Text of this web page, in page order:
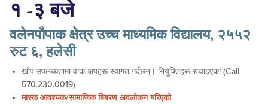
१ -३ बजे
वलेनपौपाक क्षेत्र उच्च माध्यमिक विद्यालय, २५५२
रुट ६, हलेसी
खोप उपलब्धतामा वाक-अपहरू स्वागत गर्दछन्। नियुक्तिहरू रुचाइएका (Call
570.230.0019)
मास्क आवश्यक/सामाजिक बिबरण अवलोकन गरिएको